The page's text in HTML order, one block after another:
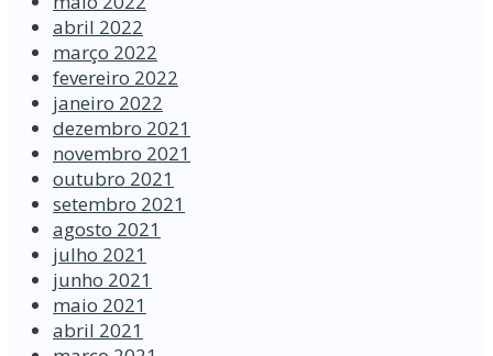
abril 2022
março 2022
fevereiro 2022
janeiro 2022
dezembro 2021
novembro 2021
outubro 2021
setembro 2021
agosto 2021
julho 2021
junho 2021
maio 2021
abril 2021